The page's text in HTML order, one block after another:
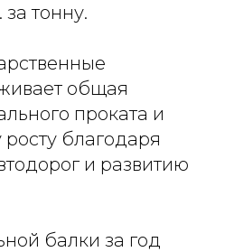
тонну.
общая
проката и
благодаря
и развитию
балки за год